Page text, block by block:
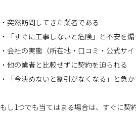
・突然訪問してきた業者である
・「すぐに工事しないと危険」と不安を煽
・会社の実態（所在地・口コミ・公式サ
・他の業者と比較せずに契約を迫られる
・「今決めないと割引がなくなる」と急か
もし1つでも当てはまる場合は、すぐに契